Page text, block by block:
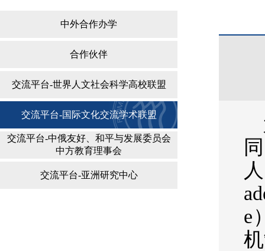
中外合作办学
合作伙伴
交流平台-世界人文社会科学高校联盟
交流平台-国际文化交流学术联盟
交流平台-中俄友好、和平与发展委员会
中方教育理事会
交流平台-亚洲研究中心
e